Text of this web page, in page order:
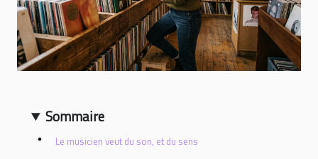
Sommaire
Le musicien veut du son, et du sens